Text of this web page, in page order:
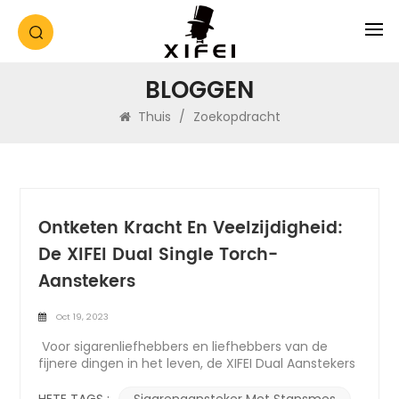
BLOGGEN
Thuis / Zoekopdracht
Ontketen Kracht En Veelzijdigheid:
De XIFEI Dual Single Torch-
Aanstekers
Oct 19, 2023
Voor sigarenliefhebbers en liefhebbers van de
fijnere dingen in het leven, de XIFEI Dual Aanstekers